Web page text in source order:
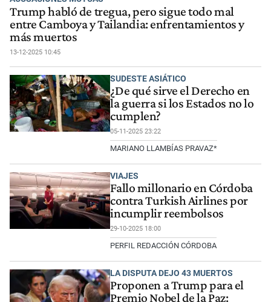
Trump habló de tregua, pero sigue todo mal
entre Camboya y Tailandia: enfrentamientos y
más muertos
13-12-2025 10:45
SUDESTE ASIÁTICO
¿De qué sirve el Derecho en
la guerra si los Estados no lo
cumplen?
05-11-2025 23:22
MARIANO LLAMBÍAS PRAVAZ*
VIAJES
Fallo millonario en Córdoba
contra Turkish Airlines por
incumplir reembolsos
29-10-2025 18:00
PERFIL REDACCIÓN CÓRDOBA
LA DISPUTA DEJO 43 MUERTOS
Proponen a Trump para el
Premio Nobel de la Paz: